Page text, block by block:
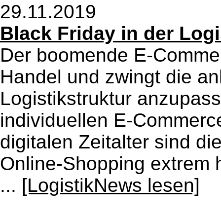
29.11.2019
Black Friday in der
Der boomende E-
Handel und zwingt die
Logistikstruktur
individuellen E-
digitalen Zeitalter sind
Online-Shopping extrem
... [LogistikNews lesen]